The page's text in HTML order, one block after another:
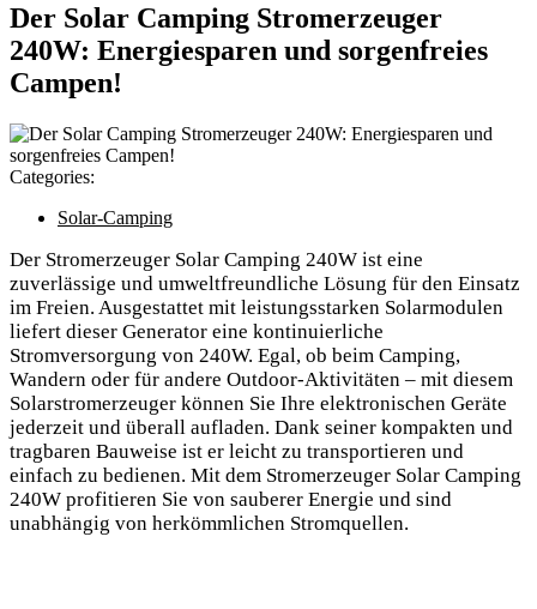
Der Solar Camping Stromerzeuger
240W: Energiesparen und sorgenfreies
Campen!
Categories:
Solar-Camping
Der Stromerzeuger Solar Camping 240W ist eine
zuverlässige und umweltfreundliche Lösung für den Einsatz
im Freien. Ausgestattet mit leistungsstarken Solarmodulen
liefert dieser Generator eine kontinuierliche
Stromversorgung von 240W. Egal, ob beim Camping,
Wandern oder für andere Outdoor-Aktivitäten – mit diesem
Solarstromerzeuger können Sie Ihre elektronischen Geräte
jederzeit und überall aufladen. Dank seiner kompakten und
tragbaren Bauweise ist er leicht zu transportieren und
einfach zu bedienen. Mit dem Stromerzeuger Solar Camping
240W profitieren Sie von sauberer Energie und sind
unabhängig von herkömmlichen Stromquellen.